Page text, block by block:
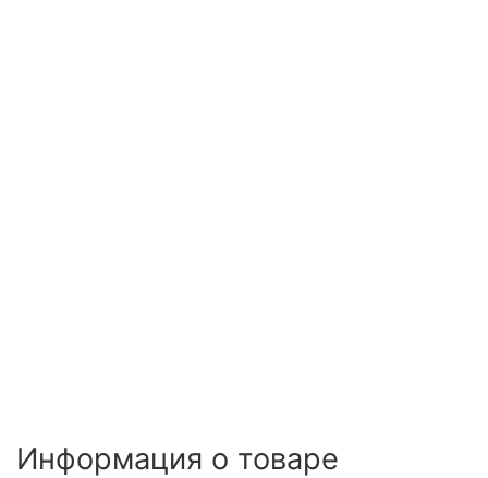
Информация о товаре